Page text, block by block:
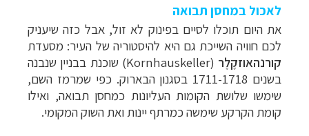
לאכול במחסן תבואה
את היום תוכלו לסיים בפינוק לא זול, אבל כזה שיעניק
לכם חוויה השייכת גם היא להיסטוריה של העיר: מסעדת
קורנהאוזקֶלֶר (
Kornhauskeller) שוכנת בבניין שנבנה
בשנים 1711-1718 בסגנון הבארוק. כפי שמרמז השם,
שימשו שלושת הקומות העליונות כמחסן תבואה, ואילו
קומת הקרקע שימשה כמרתף יינות ואת השוק המקומי.